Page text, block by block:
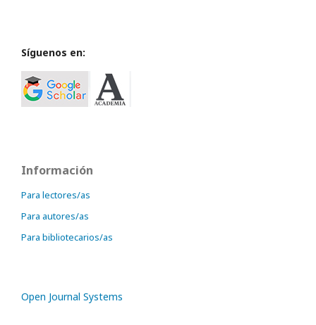
Síguenos en:
Información
Para lectores/as
Para autores/as
Para bibliotecarios/as
Open Journal Systems